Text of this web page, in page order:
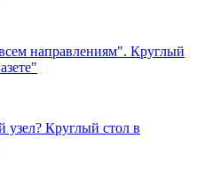
направлениям". Круглый
узел? Круглый стол в